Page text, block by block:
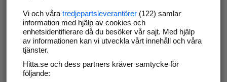
Vi och våra tredjepartsleverantörer(122) samlar
information med hjälp av cookies och
enhetsidentifierare då du besöker vår sajt. Med hjälp
av informationen kan vi utveckla vårt innehåll och våra
tjänster.
Hitta.se och dess partners kräver samtycke för
följande: